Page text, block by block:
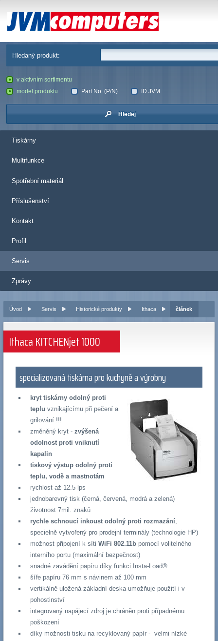
JVM Computers
Hledaný produkt:
v aktivním sortimentu
model produktu
Part No. (P/N) ID JVM
Hledej
Tiskárny
Multifunkce
Spotřební materiál
Příslušenství
Kontakt
Profil
Servis
Zprávy
Úvod Servis Historické produkty Ithaca článek
Ithaca KITCHENjet 1000
specializovaná tiskárna pro kuchyně a výrobny
kryt tiskárny odolný proti
teplu vznikajícímu při pečení a
grilování !!!
změněný kryt -zvýšená
odolnost proti vniknutí
kapalin
tiskový výstup odolný proti
teplu, vodě a mastnotám
rychlost až 12.5 lps
jednobarevný tisk (černá, červená, modrá a zelená)
životnost 7mil. znaků
rychle schnoucí inkoust odolný proti rozmazání,
specielně vytvořený pro prodejní terminály (technologie HP)
možnost připojení k sítiWiFi 802.11b pomocí volitelného
interního portu (maximální bezpečnost)
snadné zavádění papíru díky funkci Insta-Load®
šíře papíru 76 mm s návinem až 100 mm
vertikálně uložená základní deska umožňuje použití i v
pohostinství
integrovaný napájecí zdroj je chráněn proti případnému
poškození
díky možnosti tisku na recyklovaný papír - velmi nízké